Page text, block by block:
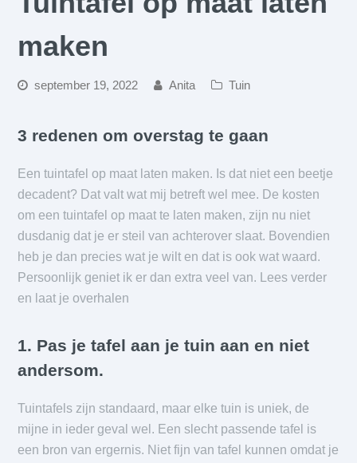
maken
september 19, 2022 Anita Tuin
3 redenen om overstag te gaan
Een tuintafel op maat laten maken. Is dat niet een beetje
decadent? Dat valt wat mij betreft wel mee. De kosten
om een tuintafel op maat te laten maken, zijn nu niet
dusdanig dat je er steil van achterover slaat. Bovendien
heb je dan precies wat je wilt en dat is ook wat waard.
Persoonlijk geniet ik er dan extra veel van. Lees verder
en laat je overhalen
1. Pas je tafel aan je tuin aan en niet
andersom.
Tuintafels zijn standaard, maar elke tuin is uniek, de
mijne in ieder geval wel. Een slecht passende tafel is
een bron van ergernis. Niet fijn van tafel kunnen omdat je